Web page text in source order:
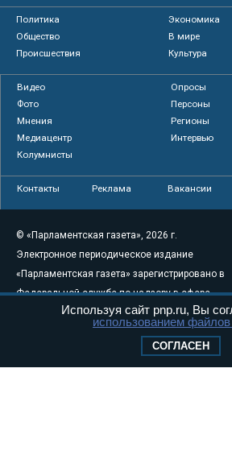
Политика
Экономика
Общество
В мире
Происшествия
Культура
Видео
Опросы
Фото
Персоны
Мнения
Регионы
Медиацентр
Интервью
Колумнисты
Контакты Реклама Вакансии
© «Парламентская газета», 2026 г.
Электронное периодическое издание
«Парламентская газета» зарегистрировано в
Федеральной службе по надзору в сфере
связи, информационных технологий и
массовых коммуникаций (Роскомнадзор) 05
Свидетельство о регистрации Эл № ФС77-
Используя сайт pnp.ru, Вы
использованием
СОГЛАСЕН